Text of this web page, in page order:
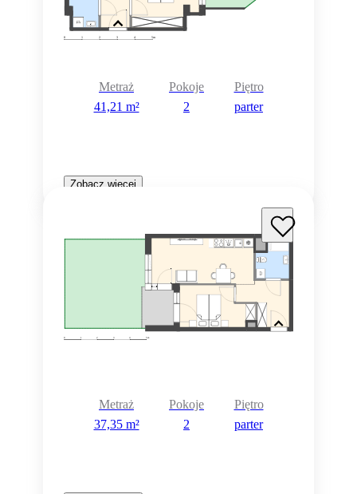
Metraż
41,21 m²
Pokoje
2
Piętro
parter
Zobacz więcej
Metraż
37,35 m²
Pokoje
2
Piętro
parter